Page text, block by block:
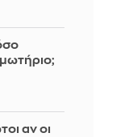
αν οι